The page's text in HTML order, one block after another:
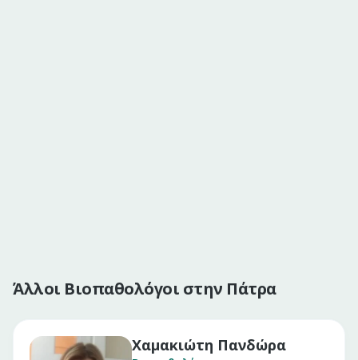
Άλλοι Βιοπαθολόγοι στην Πάτρα
Χαμακιώτη Πανδώρα